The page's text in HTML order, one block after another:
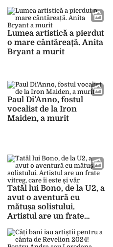
Lumea artistică a pierdut
o mare cântăreață. Anita
Bryant a murit
Paul Di’Anno, fostul
vocalist de la Iron
Maiden, a murit
Tatăl lui Bono, de la U2, a
avut o aventură cu
mătușa solistului.
Artistul are un frate